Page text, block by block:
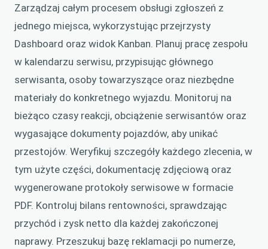
Zarządzaj całym procesem obsługi zgłoszeń z
jednego miejsca, wykorzystując przejrzysty
Dashboard oraz widok Kanban. Planuj pracę zespołu
w kalendarzu serwisu, przypisując głównego
serwisanta, osoby towarzyszące oraz niezbędne
materiały do konkretnego wyjazdu. Monitoruj na
bieżąco czasy reakcji, obciążenie serwisantów oraz
wygasające dokumenty pojazdów, aby unikać
przestojów. Weryfikuj szczegóły każdego zlecenia, w
tym użyte części, dokumentację zdjęciową oraz
wygenerowane protokoły serwisowe w formacie
PDF. Kontroluj bilans rentowności, sprawdzając
przychód i zysk netto dla każdej zakończonej
naprawy. Przeszukuj bazę reklamacji po numerze,